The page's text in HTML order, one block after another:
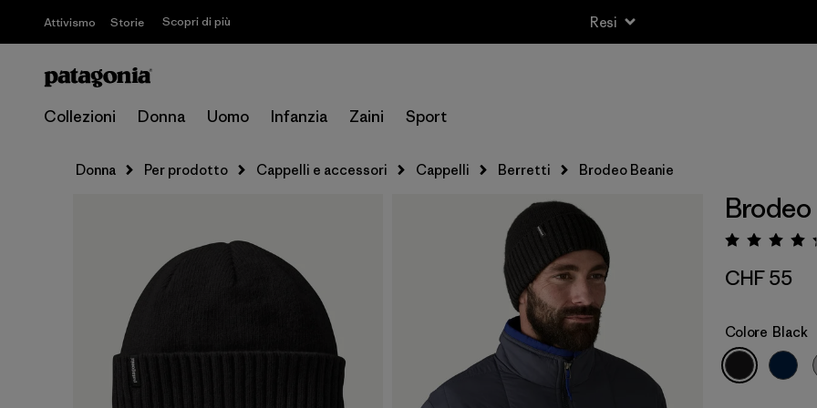
Attivismo Storie Scopri di più Resi
Collezioni Donna Uomo Infanzia Zaini Sport
Donna Per prodotto Cappelli e accessori Cappelli Berretti Brodeo Beanie
CHF 55
Colore Black